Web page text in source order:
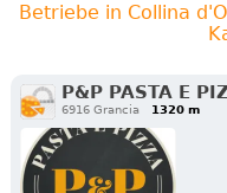
Betriebe in Collina
P&P PASTA E
6916 Grancia 1320 m